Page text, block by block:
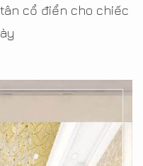
cổ điển cho chiếc